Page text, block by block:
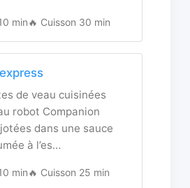
min🔥 Cuisson 30 min
de veau cuisinées
robot Companion
dans une sauce
à l’es…
min🔥 Cuisson 25 min